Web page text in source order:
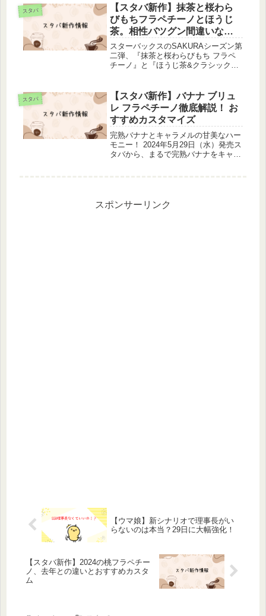
キ"オペラ"をイメージした2つのプレ
ミアムなフラペチーノが、待望の登場
で...
スタバ
【スタバ新作】抹茶と桜わら
びもちフラペチーノとほうじ
茶。相性バツグン間違いな
し！
スターバックスのSAKURAシーズン第
二弾、『抹茶と桜わらびもち フラペ
チーノ』と『ほうじ茶&クラシックテ
ンでも第二弾は抹茶だったので、スタ
ーバックスのSAKURA第二...
スタバ
【スタバ新作】バナナ ブリュ
レ フラペチーノ徹底解説！ お
すすめカスタマイズ
完熟バナナとキャラメルの甘美なハー
モニー！ 2024年5月29日（水）発売ス
タバから、まるで完熟バナナをキャラ
スポンサーリンク
【ウマ娘】新シナリオで理事長がい
らないのは本当？29日に大幅強化！
【スタバ新作】2024の桃フラペチー
ノ、去年との違いとおすすめカスタ
ム